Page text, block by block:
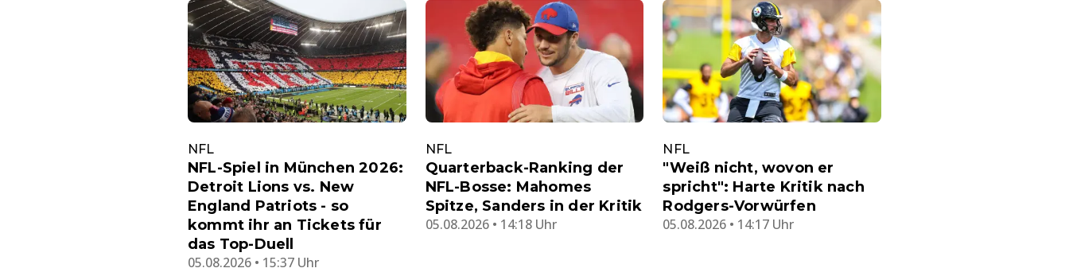
NFL
NFL-Spiel in München 2026:
Detroit Lions vs. New
England Patriots - so
kommt ihr an Tickets für
das Top-Duell
05.08.2026 • 15:37 Uhr
NFL
Quarterback-Ranking der
NFL-Bosse: Mahomes
Spitze, Sanders in der Kritik
05.08.2026 • 14:18 Uhr
NFL
"Weiß nicht, wovon er
spricht": Harte Kritik nach
Rodgers-Vorwürfen
05.08.2026 • 14:17 Uhr